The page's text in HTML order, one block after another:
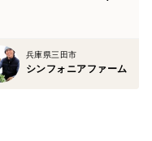
用兵庫県三田市
シンフォニアファーム